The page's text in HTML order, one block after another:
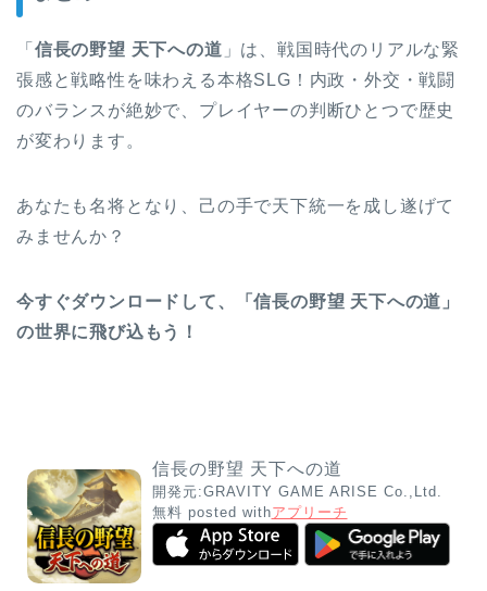
「 信長の野望 天下への道 」は、戦国時代のリアルな緊
張感と戦略性を味わえる本格SLG！内政・外交・戦闘
のバランスが絶妙で、プレイヤーの判断ひとつで歴史
が変わります。
あなたも名将となり、己の手で天下統一を成し遂げて
みませんか？
今すぐダウンロードして、「信長の野望 天下への道」
の世界に飛び込もう！
信長の野望 天下への道
開発元:GRAVITY GAME ARISE Co.,Ltd.
無料 posted withアプリーチ